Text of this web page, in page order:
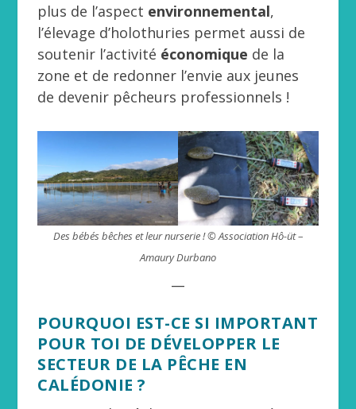
plus de l’aspect environnemental,
l’élevage d’holothuries permet aussi de
soutenir l’activité économique de la
zone et de redonner l’envie aux jeunes
de devenir pêcheurs professionnels !
Des bébés bêches et leur nurserie ! © Association Hô-üt–
Amaury Durbano
POURQUOI EST-CE SI IMPORTANT
POUR TOI DE DÉVELOPPER LE
SECTEUR DE LA PÊCHE EN
CALÉDONIE ?